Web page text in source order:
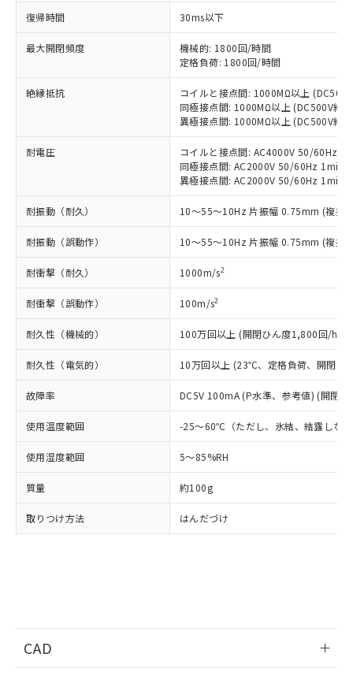
復帰時間 30ms以下
最大開閉頻度
機械的: 1800回/時間
定格負荷: 1800回/時間
絶縁抵抗
コイルと接点間: 1000MΩ以上
同極接点間: 1000MΩ以上 (DC500V絶
異極接点間: 1000MΩ以上 (DC500V絶
耐電圧
コイルと接点間: AC4000V 50/60Hz
同極接点間: AC2000V 50/60Hz 1min
異極接点間: AC2000V 50/60Hz 1min
耐振動（耐久） 10～55～10Hz 片振幅 0.75mm (複振
耐振動（誤動作） 10～55～10Hz 片振幅 0.75mm (複振
耐衝撃（耐久） 1000m/s2
耐衝撃（誤動作） 100m/s2
耐久性（機械的） 100万回以上 (開閉ひん度1,800回/h)
耐久性（電気的） 10万回以上 (23℃、定格負荷、開閉ひ
故障率 DC5V 100mA (P水準、参考値) (開閉
使用温度範囲 -25～60℃（ただし、氷結、結露しな
使用湿度範囲 5～85%RH
質量 約100g
取りつけ方法 はんだづけ
CAD
以下の条件をお読みいただき、同意のうえ
ご利用ください。
本サービスは、当社制御機器事業取扱
商品の当社在庫状況および標準価格
(税抜)を提供させていただくもので
当社制御機器事業取扱商品の中には、
本サービスの対象外となる商品もある
ことをご了承ください。
在庫状況および標準価格照会結果は、
タに基づき作成されるものであり、閲
覧された時点での実際の在庫および標
正式な納期状況および標準価格はお客
様のお取引先、またはお客様担当のオ
ムロン制御機器販売店・当社販売員に
ご相談ください。
オムロン制御機器販売店や当社販売拠
点は「
販売ネットワーク
」をご確認
在庫状況および標準価格結果を当社の
示しないようお願いします。
マイパーツ機能（部品リスト作成サー
メンバーズにご登録されている必要が
お客様が当ウェブサイト上で当社にご
登録された部品リストについて、当社
の共同利用に関して"
の「1.共同利
指します。
対応予定なし：EU RoHS指令（10物質）の
非含有に非対応の商品で、対応品を出す予
定はありません。
調査・確認中：EU RoHS指令（10物質）の
非含有の対応状況を調査中または確認中の
商品です。
非該当品：ライセンス料など無形物で、有
害物質有無と関係のない商品です。
仕入先様の事情により、非含有部品として
いたものが、含有品と判明した場合などや
むを得ず変更することがあります。
*EU RoHS指令（10物質）：
鉛(Pb) 1000ppm以下、 水銀(Hg) 1000ppm以下、 カド
ミウム(Cd) 100ppm以下、
六価クロム(Cr(Ⅵ)) 1000ppm以下、ポリ臭化ビフェニル
類(PBB) 1000ppm以下、ポリ臭化ジフェニルエーテル類
(PBDE) 1000ppm以下、フタル酸ビス(2-エチルヘキシ
ル) (DEHP)(別名：DOP) 1000ppm以下、フタル酸ブチ
（DBP） 1000ppm以下、フタル酸ジイソブチル
但し、RoHS指令で産業用監視および制御機器に対する
適用除外項目は除く。
フタル酸エステル類の４物質については閾値を超える意
図的な使用がないことを確認しています。
部品在庫の切り替え状況などにより、予定
月が前後することがあります。
※3 非含有証明書ダウンロード
51物質の非含有証明書（当社基準）
※1 中国RoHS○×表
「○」：最大均質材料含有率が中国RoHSの
基準値以下であることを示します。
基準値を超えていることを示します。
「－」：未確認です。当社販売部門へお問
*中国RoHS10物質の基準値 (GB/T26572)：
Pb(鉛) :1000ppm、 Hg(水銀) : 1000ppm、 Cd(カドミウ
ム) : 100ppm、
Cr(Ⅵ)(六価クロム) : 1000ppm、 PBBs(ポリ臭化ビフェ
ニル類) : 1000ppm、 PBDEs(ポリ臭化ジフェニルエーテ
DBP(フタル酸ジブチル) : 1000ppm、 DIBP(フタル酸ジ
イソブチル) : 1000ppm、 BBP(フタル酸ブチルベンジ
DEHP(フタル酸ビス(2-エチルヘキシル)) : 1000ppm
※2 環境保護使用期限
「ｅ」：有害物質（10物質）のすべてが基
準値以下であることを示します。
「10」：通常の使用状況下において有害物
質が外部に漏えいし、環境に深刻な影響を
及ぼさない年数を意味します。
「－」：未確認です。当社販売部門へお問
当社は、これら貴社製品のうち、外国
為替および外国貿易法に定める商品
（以下｢規制貨物等」という）を輸出
または国外への提供する場合は、日本
国政府の輸出許可(または役務取引許
可)を取得するなどの必要な手続きを
当社は規制貨物を破棄する場合は、完
全に破砕するなど、違法に輸出されな
いよう必要な手段を講じます。
当社は貴社製品を、核兵器、ミサイ
ル、化学兵器、生物兵器またはその他
武器並びにこれらの製造装置等に一切
使用いたしません。
当社は、貴社製品を第三者に販売する
場合は、上記1、2および3の内容を当
該第三者に通知します。また当社は、
販売先および販売に係わる関係者が違
法に輸出するおそれがある場合は、取
記
号
○ 一定数以上の在庫あり
△ 一定数には満たないが在庫あり
在庫なし(最新の在庫状況につ
いては、お客様のお取引先、ま
たはお客様担当のオムロン制御
機器販売店・当社販売員にご確
認ください)
空
受注生産機種、また在庫状況の
情報を公開していない機種